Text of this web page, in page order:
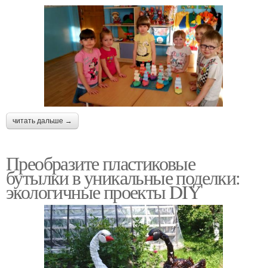
читать дальше →
Преобразите пластиковые
бутылки в уникальные поделки:
экологичные проекты DIY